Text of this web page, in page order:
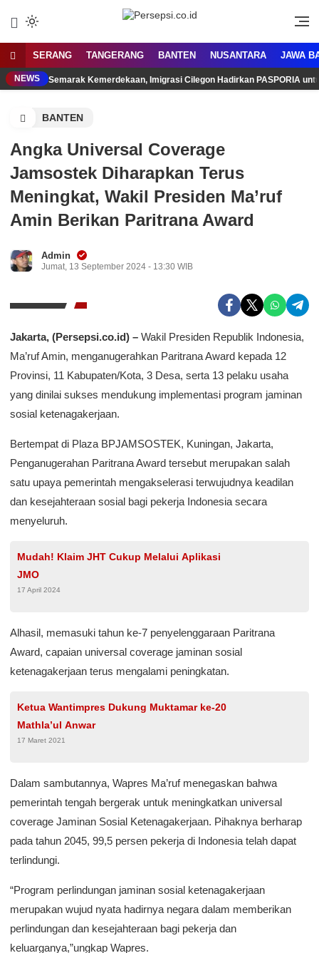
konten
SERANG TANGERANG BANTEN NUSANTARA JAWA
NEWS Semarak Kemerdekaan, Imigrasi Cilegon Hadirkan PASPORIA
BANTEN
Angka Universal Coverage
Jamsostek Diharapkan Terus
Meningkat, Wakil Presiden Ma’ruf
Amin Berikan Paritrana Award
Admin
Jumat, 13 September 2024 - 13:30 WIB
Jakarta, (Persepsi.co.id) – Wakil Presiden Republik Indonesia,
Ma’ruf Amin, menganugerahkan Paritrana Award kepada 12
Provinsi, 11 Kabupaten/Kota, 3 Desa, serta 13 pelaku usaha
yang dinilai sukses mendukung implementasi program jaminan
sosial ketenagakerjaan.
Bertempat di Plaza BPJAMSOSTEK, Kuningan, Jakarta,
Penganugerahan Paritrana Award tersebut merupakan salah
satu upaya pemerintah mengakselerasi terwujudnya keadilan
dan kesejahteraan sosial bagi pekerja Indonesia secara
menyeluruh.
Mudah! Klaim JHT Cukup Melalui Aplikasi
JMO
17 April 2024
Alhasil, memasuki tahun ke-7 penyelenggaraan Paritrana
Award, capaian universal coverage jaminan sosial
ketenagakerjaan terus mengalami peningkatan.
Ketua Wantimpres Dukung Muktamar ke-20
Mathla’ul Anwar
17 Maret 2021
Dalam sambutannya, Wapres Ma’ruf menegaskan bahwa
pemerintah tengah bergerak untuk meningkatkan universal
coverage Jaminan Sosial Ketenagakerjaan. Pihaknya berharap
pada tahun 2045, 99,5 persen pekerja di Indonesia telah dapat
terlindungi.
“Program perlindungan jaminan sosial ketenagakerjaan
merupakan wujud nyata hadirnya negara dalam memberikan
perlindungan dan kesejahteraan bagi pekerja dan
keluarganya,”ungkap Wapres.